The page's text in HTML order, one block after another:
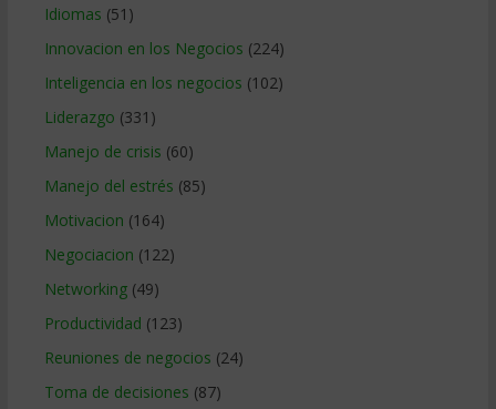
Idiomas (51)
Innovacion en los Negocios (224)
Inteligencia en los negocios (102)
Liderazgo (331)
Manejo de crisis (60)
Manejo del estrés (85)
Motivacion (164)
Negociacion (122)
Networking(49)
Productividad (123)
Reuniones de negocios (24)
Toma de decisiones (87)